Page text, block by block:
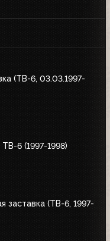
(ТВ-6, 03.03.1997-
6 (1997-1998)
заставка (ТВ-6, 1997-